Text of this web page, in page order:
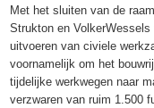
Met het sluiten van de
Strukton en
uitvoeren van civiele
voornamelijk om het
tijdelijke werkwegen naar
verzwaren van ruim 1.500